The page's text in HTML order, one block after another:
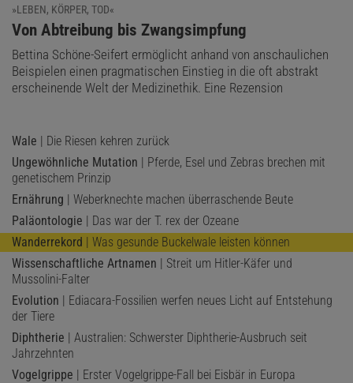
»LEBEN, KÖRPER, TOD«
:
Von Abtreibung bis Zwangsimpfung
Bettina Schöne-Seifert ermöglicht anhand von anschaulichen
Beispielen einen pragmatischen Einstieg in die oft abstrakt
erscheinende Welt der Medizinethik. Eine Rezension
Wale | Die Riesen kehren zurück
Ungewöhnliche Mutation | Pferde, Esel und Zebras brechen mit
genetischem Prinzip
Ernährung | Weberknechte machen überraschende Beute
Paläontologie | Das war der T. rex der Ozeane
Wanderrekord | Was gesunde Buckelwale leisten können
Wissenschaftliche Artnamen | Streit um Hitler-Käfer und
Mussolini-Falter
Evolution | Ediacara-Fossilien werfen neues Licht auf Entstehung
der Tiere
Diphtherie | Australien: Schwerster Diphtherie-Ausbruch seit
Jahrzehnten
Vogelgrippe | Erster Vogelgrippe-Fall bei Eisbär in Europa